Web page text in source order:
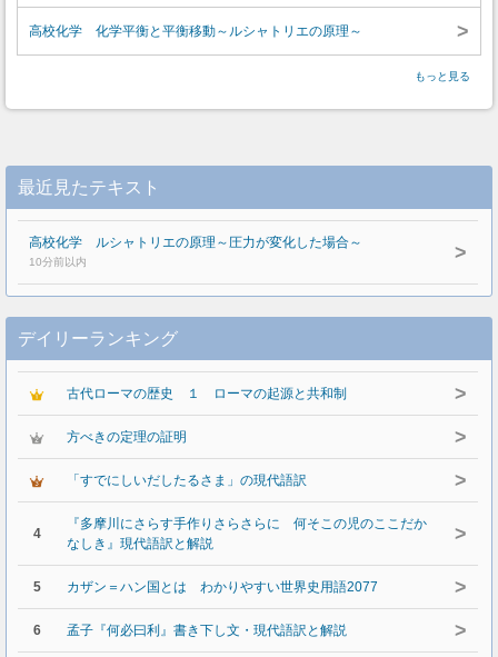
高校化学 化学平衡と平衡移動～ルシャトリエの原理～ >
もっと見る
最近見たテキスト
高校化学 ルシャトリエの原理～圧力が変化した場合～
10分前以内 >
デイリーランキング
古代ローマの歴史 １ ローマの起源と共和制 >
方べきの定理の証明 >
「すでにしいだしたるさま」の現代語訳 >
4
『多摩川にさらす手作りさらさらに 何そこの児のここだか
なしき』現代語訳と解説
>
5 カザン＝ハン国とは わかりやすい世界史用語2077 >
6 孟子『何必曰利』書き下し文・現代語訳と解説 >